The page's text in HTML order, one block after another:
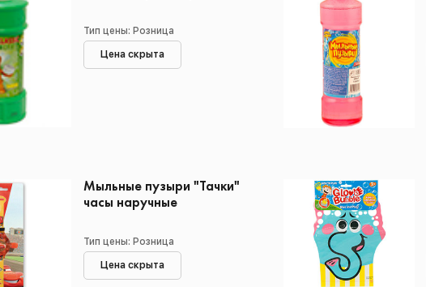
Тип цены: Розница
Цена скрыта
Мыльные пузыри "Тачки"
часы наручные
Тип цены: Розница
Цена скрыта